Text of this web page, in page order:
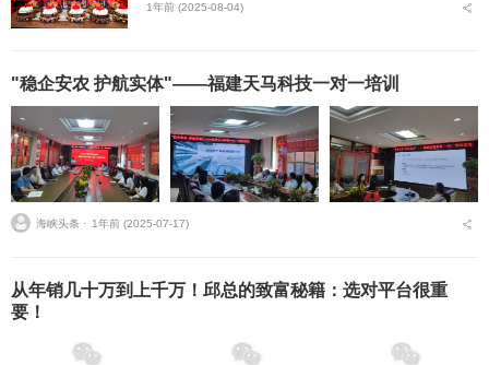
1年前 (2025-08-04)
"稳企安农 护航实体"——福建天马科技一对一培训
海峡头条 ⋅ 1年前 (2025-07-17)
从年销几十万到上千万！邱总的致富秘籍：选对平台很重
要！